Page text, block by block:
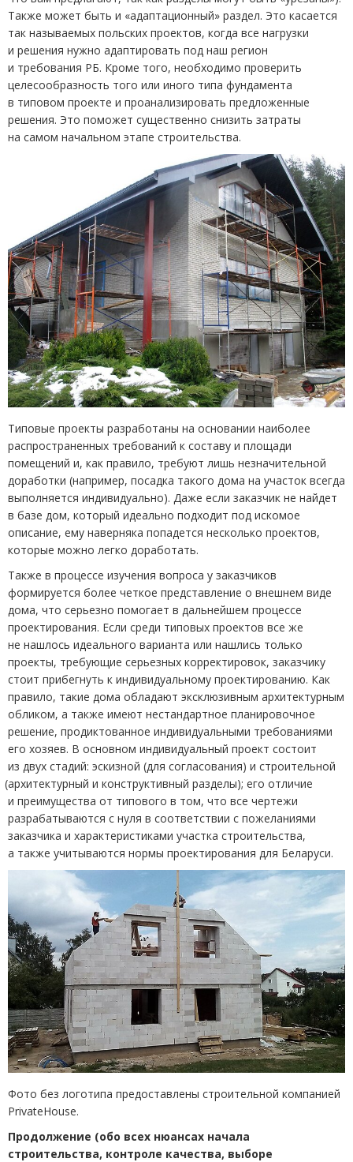
Также может быть и «адаптационный» раздел. Это касается
так называемых польских проектов, когда все нагрузки
и решения нужно адаптировать под наш регион
и требования РБ. Кроме того, необходимо проверить
целесообразность того или иного типа фундамента
в типовом проекте и проанализировать предложенные
решения. Это поможет существенно снизить затраты
на самом начальном этапе строительства.
Типовые проекты разработаны на основании наиболее
распространенных требований к составу и площади
помещений и, как правило, требуют лишь незначительной
доработки (например, посадка такого дома на участок всегда
выполняется индивидуально). Даже если заказчик не найдет
в базе дом, который идеально подходит под искомое
описание, ему наверняка попадется несколько проектов,
которые можно легко доработать.
Также в процессе изучения вопроса у заказчиков
формируется более четкое представление о внешнем виде
дома, что серьезно помогает в дальнейшем процессе
проектирования. Если среди типовых проектов все же
не нашлось идеального варианта или нашлись только
проекты, требующие серьезных корректировок, заказчику
стоит прибегнуть к индивидуальному проектированию. Как
правило, такие дома обладают эксклюзивным архитектурным
обликом, а также имеют нестандартное планировочное
решение, продиктованное индивидуальными требованиями
его хозяев. В основном индивидуальный проект состоит
из двух стадий: эскизной (для согласования) и строительной
(архитектурный и конструктивный разделы); его отличие
и преимущества от типового в том, что все чертежи
разрабатываются с нуля в соответствии с пожеланиями
заказчика и характеристиками участка строительства,
а также учитываются нормы проектирования для Беларуси.
Фото без логотипа предоставлены строительной компанией
PrivateHouse.
Продолжение (обо всех нюансах начала
строительства, контроле качества, выборе